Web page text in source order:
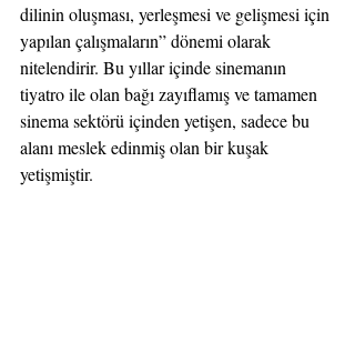
dilinin oluşması, yerleşmesi ve gelişmesi için
yapılan çalışmaların” dönemi olarak
nitelendirir. Bu yıllar içinde sinemanın
tiyatro ile olan bağı zayıflamış ve tamamen
sinema sektörü içinden yetişen, sadece bu
alanı meslek edinmiş olan bir kuşak
yetişmiştir.